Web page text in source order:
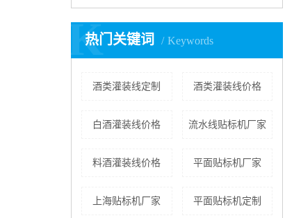
热门关键词 Keywords
K
酒类灌装线定制 酒类灌装线价格
白酒灌装线价格 流水线贴标机厂家
料酒灌装线价格 平面贴标机厂家
上海贴标机厂家 平面贴标机定制